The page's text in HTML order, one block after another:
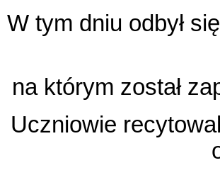
W tym dniu odbył
na którym został
Uczniowie